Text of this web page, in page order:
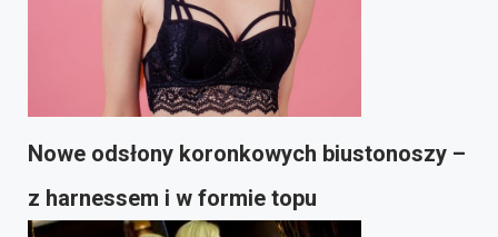
Nowe odsłony koronkowych biustonoszy –
z harnessem i w formie topu